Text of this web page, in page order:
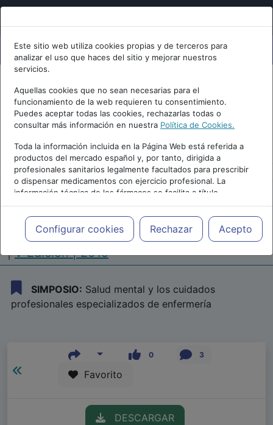
Este sitio web utiliza cookies propias y de terceros para
analizar el uso que haces del sitio y mejorar nuestros
servicios.
Aquellas cookies que no sean necesarias para el
funcionamiento de la web requieren tu consentimiento.
Puedes aceptar todas las cookies, rechazarlas todas o
consultar más información en nuestra Política de Cookies.
Toda la información incluida en la Página Web está referida a
productos del mercado español y, por tanto, dirigida a
profesionales sanitarios legalmente facultados para prescribir
o dispensar medicamentos con ejercicio profesional. La
información técnica de los fármacos se facilita a título
meramente informativo, siendo responsabilidad de los
profesionales facultados prescribir medicamentos y decidir, en
cada caso concreto, el tratamiento más adecuado a las
necesidades del paciente.
Configurar cookies Rechazar Acepto
Repositorio de Artículos |Congreso Virtual
Internacional de Enfermería en Salud Mental
|V Edición | 2019
SIMPOSIO: Salud mental y los cuidados
profesionales especializados de enfermería
0 3
Favorito
DESCARGAR